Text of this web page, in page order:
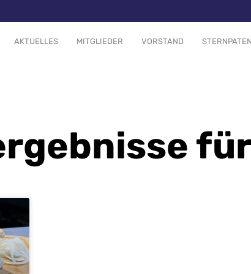
AKTUELLES MITGLIEDER VORSTAND